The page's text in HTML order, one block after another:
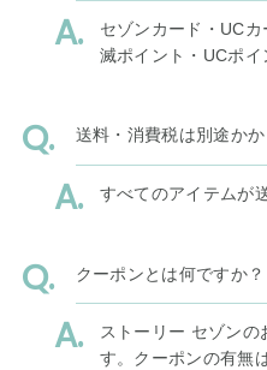
セゾンカード・UC
滅ポイント・UCポイ
送料・消費税は別途かか
すべてのアイテムが
クーポンとは何ですか？
ストーリー セゾン
す。クーポンの有無